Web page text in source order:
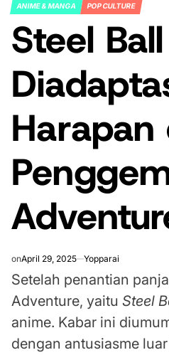
POSTED
ANIME & MANGA POP CULTURE
Steel
onApril 29, 2025 Yopparai
Setelah penantian
Adventure, yaituSteel
anime. Kabar ini
dengan antusiasme